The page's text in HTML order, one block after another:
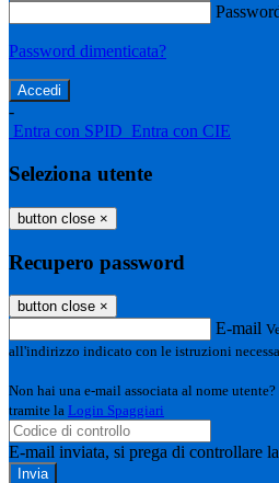
Password dimenticata?
-
Entra con SPID Entra con CIE
Seleziona utente
button close ×
Recupero password
button close ×
E-mail
all'indirizzo indicato con le istruzioni
Non hai una e-mail associata al nome
tramite la Login Spaggiari
E-mail inviata, si prega di controllare